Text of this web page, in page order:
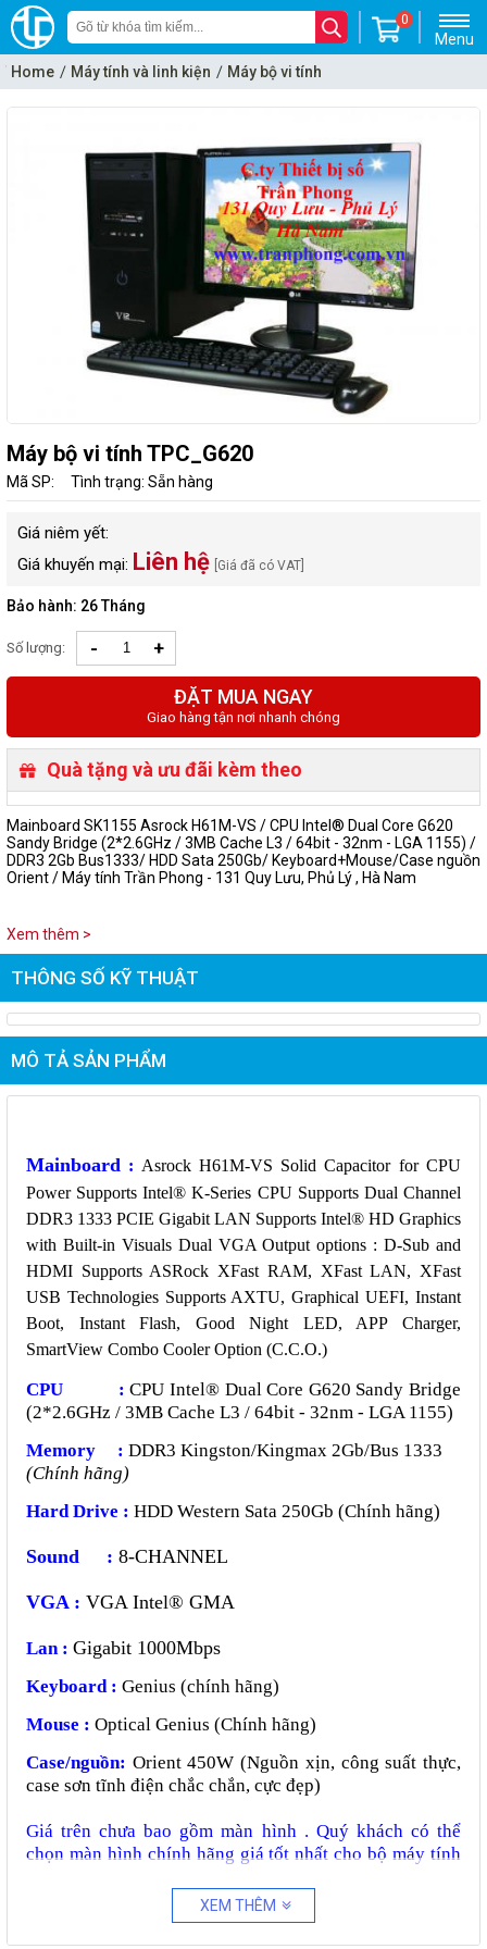
Menu
0
Home Máy tính và linh kiện
Máy bộ vi tính
Máy bộ Trần Phong(TPC)
Máy bộ vi tính TPC_G620
Mã SP: Tình trạng: Sẵn hàng
Giá niêm yết:
Giá khuyến mại: Liên hệ [Giá đã có VAT]
Bảo hành: 26 Tháng
Số lượng: - +
ĐẶT MUA NGAY
Giao hàng tận nơi nhanh chóng
Quà tặng và ưu đãi kèm theo
Mainboard SK1155 Asrock H61M-VS / CPU Intel® Dual Core G620
Sandy Bridge (2*2.6GHz / 3MB Cache L3 / 64bit - 32nm - LGA 1155) /
DDR3 2Gb Bus1333/ HDD Sata 250Gb/ Keyboard+Mouse/Case nguồn
Orient / Máy tính Trần Phong - 131 Quy Lưu, Phủ Lý , Hà Nam
Xem thêm >
THÔNG SỐ KỸ THUẬT
MÔ TẢ SẢN PHẨM
Mainboard : Asrock H61M-VS Solid Capacitor for CPU
Power Supports Intel® K-Series CPU Supports Dual Channel
DDR3 1333 PCIE Gigabit LAN Supports Intel® HD Graphics
with Built-in Visuals Dual VGA Output options : D-Sub and
HDMI Supports ASRock XFast RAM, XFast LAN, XFast
USB Technologies Supports AXTU, Graphical UEFI, Instant
Boot, Instant Flash, Good Night LED, APP Charger,
SmartView Combo Cooler Option (C.C.O.)
CPU : CPU Intel® Dual Core G620 Sandy Bridge
(2*2.6GHz / 3MB Cache L3 / 64bit - 32nm - LGA 1155)
Memory : DDR3 Kingston/Kingmax 2Gb/Bus 1333
(Chính hãng)
Hard Drive : HDD Western Sata 250Gb (Chính hãng)
Sound : 8-CHANNEL
VGA : VGA Intel® GMA
Lan : Gigabit 1000Mbps
Keyboard : Genius (chính hãng)
Mouse : Optical Genius (Chính hãng)
Case/nguồn: Orient 450W (Nguồn xịn, công suất thực,
case sơn tĩnh điện chắc chắn, cực đẹp)
Giá trên chưa bao gồm màn hình . Quý khách có thể
chọn màn hình chính hãng giá tốt nhất cho bộ máy tính
N PHONG CAM KẾ T :
XEM THÊM